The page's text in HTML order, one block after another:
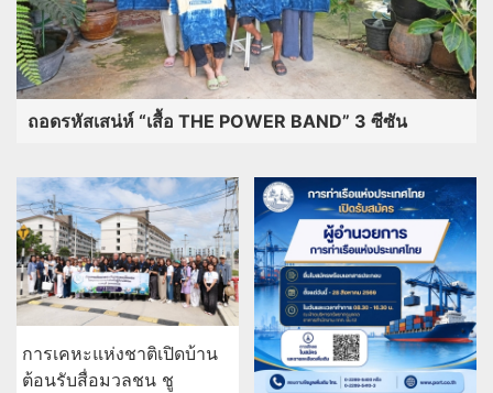
ถอดรหัสเสน่ห์ “เสื้อ THE POWER BAND” 3 ซีซัน
การเคหะแห่งชาติเปิดบ้าน
ต้อนรับสื่อมวลชน ชู